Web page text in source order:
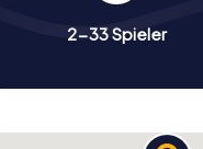
2-33 Spieler